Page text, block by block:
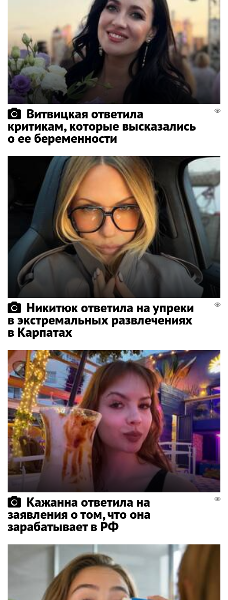
Витвицкая ответила
критикам, которые высказались
о ее беременности
Никитюк ответила на упреки
в экстремальных развлечениях
в Карпатах
Кажанна ответила на
заявления о том, что она
зарабатывает в РФ